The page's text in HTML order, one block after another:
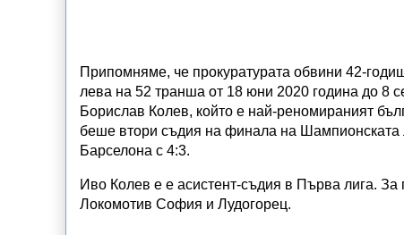
Припомняме, че прокуратурата обвини 42-
лева на 52 транша от 18 юни 2020 година до 8
Борислав Колев, който е най-реномираният
беше втори съдия на финала на Шампионската
Барселона с 4:3.
Иво Колев е е асистент-съдия в Първа лига.
Локомотив София и Лудогорец.